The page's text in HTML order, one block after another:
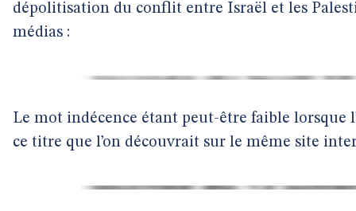
dépolitisation du conflit entre Israël et les
médias :
Le mot indécence étant peut-être faible lorsque
ce titre que l’on découvrait sur le même site